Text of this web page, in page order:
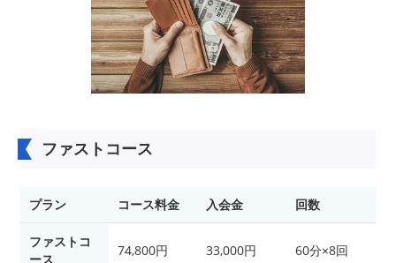
ファストコース
プラン コース料金 入会金 回数
ファストコ
ース
74,800円 33,000円 60分×8回